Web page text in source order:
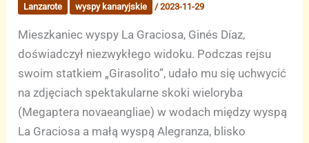
Lanzarote wyspy kanaryjskie /2023-11-29
Mieszkaniec wyspy La Graciosa, Ginés Díaz,
doświadczył niezwykłego widoku. Podczas rejsu
swoim statkiem „Girasolito”, udało mu się uchwycić
na zdjęciach spektakularne skoki wieloryba
(Megaptera novaeangliae) w wodach między wyspą
La Graciosa a małą wyspą Alegranza, blisko